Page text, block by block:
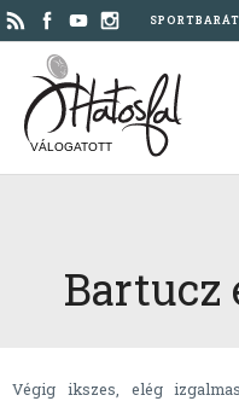
VÁLOGATOTT
Bartucz
Végig ikszes, elég